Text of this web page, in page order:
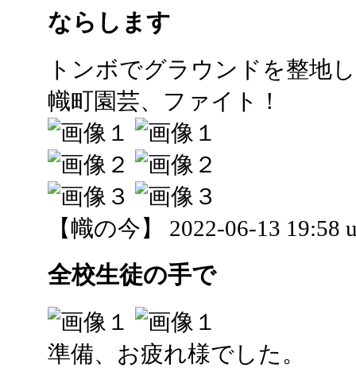
ならします
トンボでグラウンドを整地
幟町園芸、ファイト！
【幟の今】 2022-06-13 19:58
全校生徒の手で
準備、お疲れ様でした。